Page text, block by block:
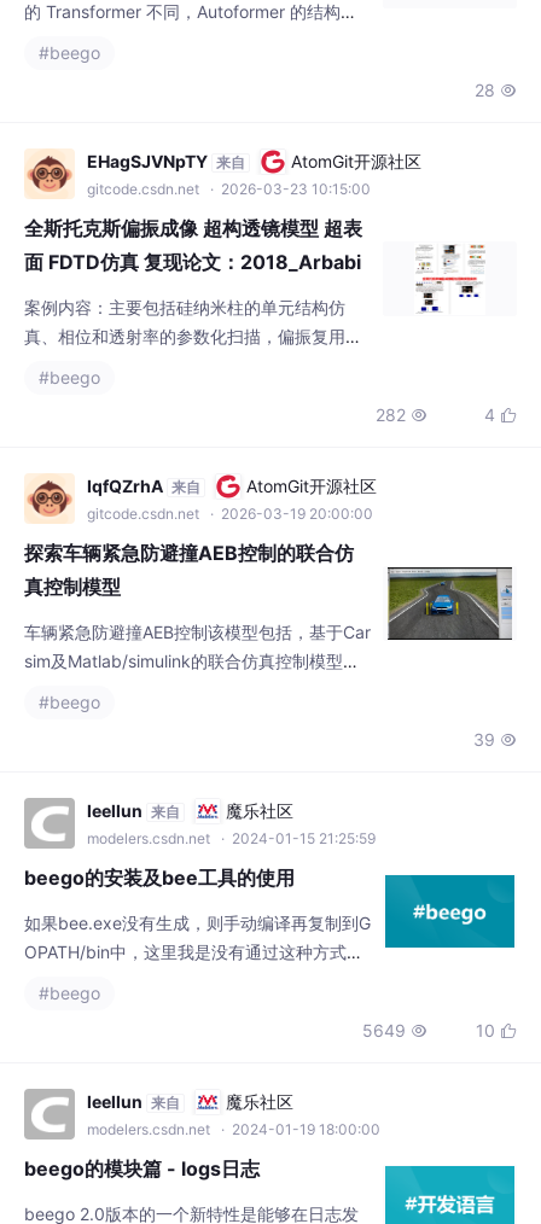
的 Transformer 不同，Autoformer 的结构可
调整，以获得更好的性能。自适应 Transform
任务的不同而自适应地进行调整，以获得更好
的性能。高效性能： Autoformer
#beego
28 
EHagSJVNpTY 来自 AtomGit开源社区
gitcode.csdn.net · 2026-03-23 10:15:00
全斯托克斯偏振成像 超构透镜模型 超表
面 FDTD仿真 复现论文：2018_Arbabi
et
案例内容：主要包括硅纳米柱的单元结构仿
真、相位和透射率的参数化扫描，偏振复用超
偏振成像的超构透镜模型，和对应的远场电场
米柱的单元结构仿真、相位和透射率的参数化
扫描，偏振复用超构透镜的偏振解耦合相位计
算代码，三组正交偏振成像的超构透镜模型，
和对应的远场电场分布计算，以及六像素全斯
托
#beego
282  4 
IqfQZrhA 来自 AtomGit开源社区
gitcode.csdn.net · 2026-03-19 20:00:00
探索车辆紧急防避撞AEB控制的联合仿
真控制模型
车辆紧急防避撞AEB控制该模型包括，基于Car
sim及Matlab/simulink的联合仿真控制模型
实现以模糊控制实现期望减速度的计算，
以及制动压力与减速度之间的关系计算，
（5）车辆动力学模型实现实际的风阻和滚动
阻力的计算以及节气门开度计算等，【资料】
提供详细的建模过程，模型
#beego
39 
leellun 来自 魔乐社区
modelers.csdn.net · 2024-01-15 21:25:59
beego的安装及bee工具的使用
如果bee.exe没有生成，则手动编译再复制到G
OPATH/bin中，这里我是没有通过这种方式生
编译生成bee.exe，然后复制到GOPATH/bi
OROOT是go的安装目录，GOPATH是go的指
定工作目录，GOBIN是工
#beego
5649  10 
leellun 来自 魔乐社区
modelers.csdn.net · 2024-01-19 18:00:00
beego的模块篇 - logs日志
beego 2.0版本的一个新特性是能够在日志发